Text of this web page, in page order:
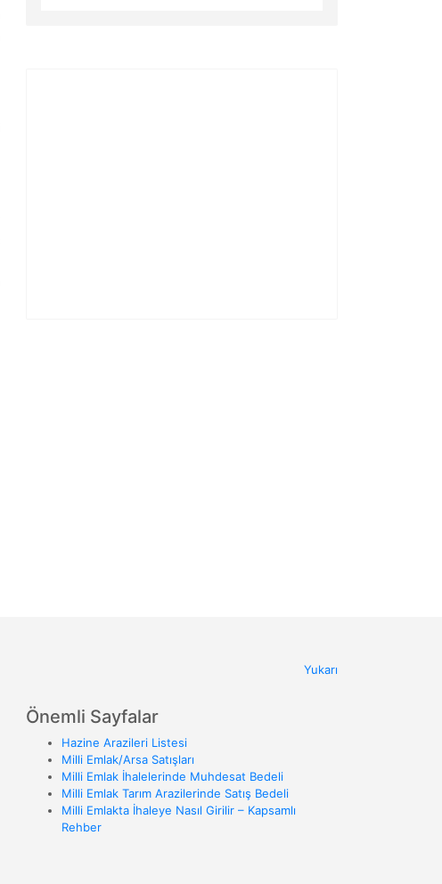
Yukarı
Önemli Sayfalar
Hazine Arazileri Listesi
Milli Emlak/Arsa Satışları
Milli Emlak İhalelerinde Muhdesat Bedeli
Milli Emlak Tarım Arazilerinde Satış Bedeli
Milli Emlakta İhaleye Nasıl Girilir – Kapsamlı
Rehber